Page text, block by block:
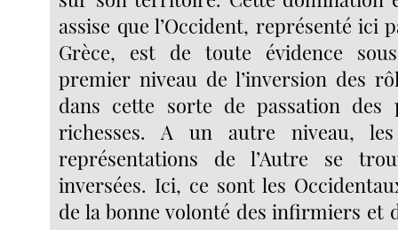
assise que l’Occident, représenté ici
Grèce, est de toute évidence
premier niveau de l’inversion des
dans cette sorte de passation des
richesses. A un autre niveau,
représentations de l’Autre se
inversées. Ici, ce sont les
de la bonne volonté des infirmiers et